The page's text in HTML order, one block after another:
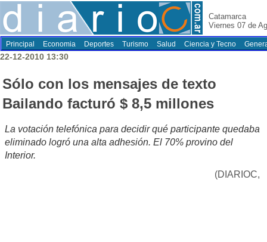
Catamarca
Viernes 07 de
Principal Economia Deportes Turismo Salud Ciencia y Tecno
22-12-2010 13:30
Sólo con los mensajes de texto
Bailando facturó $ 8,5 millones
La votación telefónica para decidir qué participante quedaba
eliminado logró una alta adhesión. El 70% provino del
Interior.
(DIARIOC,